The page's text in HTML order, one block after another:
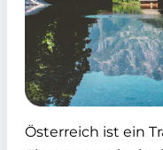
Österreich ist ein